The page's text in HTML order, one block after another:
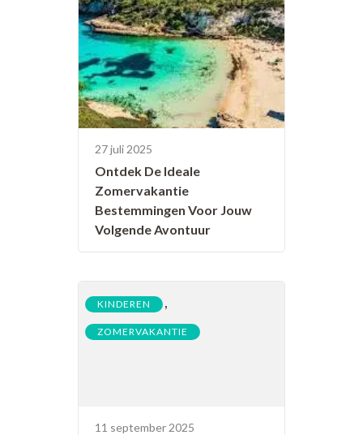
27 juli 2025
Ontdek De Ideale
Zomervakantie
Bestemmingen Voor Jouw
Volgende Avontuur
KINDEREN ,
ZOMERVAKANTIE
11 september 2025